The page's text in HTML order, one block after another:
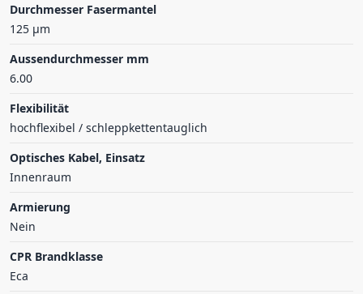
Durchmesser Fasermantel
125 µm
Aussendurchmesser mm
6.00
Flexibilität
hochflexibel / schleppkettentauglich
Optisches Kabel, Einsatz
Innenraum
Armierung
Nein
CPR Brandklasse
Eca